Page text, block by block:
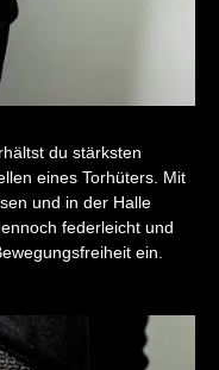
du stärksten
eines Torhüters. Mit
und in der Halle
federleicht und
ein.